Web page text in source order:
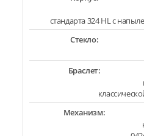
стандарта 324 HL с
Стекло:
Браслет:
Механизм: